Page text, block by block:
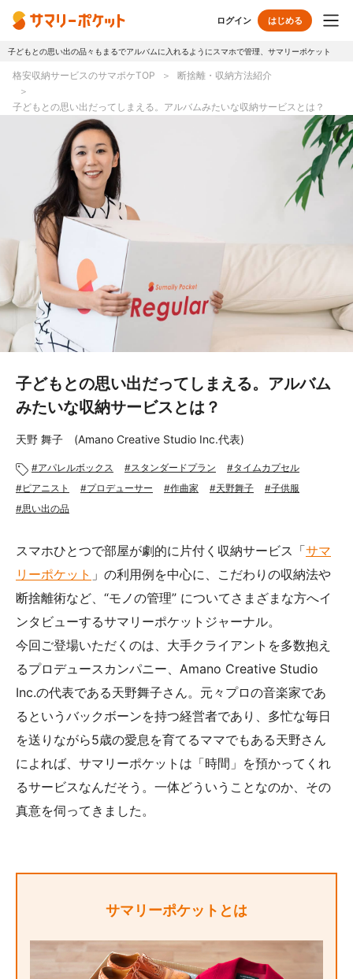
ログイン はじめる
使い方
プランとボックス
オプションサービス
おしゃれ着保管
無酸素保管 布団クリーニング
ラグ・マットクリーニング シューズクリーニング
シューズリペア
料金
プラン診断
よくある質問
企業様へ
法人利用をご検討の方へ 提携をご検討の方へ
子どもとの思い出の品々もまるでアルバムに入れるようにスマホで管理、サマリーポケット
格安収納サービスのサマポケTOP 断捨離・収納方法紹介
子どもとの思い出だってしまえる。アルバムみたいな収納サービスとは？
子どもとの思い出だってしまえる。アルバム
みたいな収納サービスとは？
天野 舞子 (Amano Creative Studio Inc.代表)
アパレルボックス スタンダードプラン
タイムカプセル
ピアニスト
プロデューサー 作曲家 天野舞子
子供服
思い出の品
スマホひとつで部屋が劇的に片付く収納サービス「サマ
リーポケット 」の利用例を中心に、こだわりの収納法や
断捨離術など、“モノの管理” についてさまざまな方へイ
ンタビューするサマリーポケットジャーナル。
今回ご登場いただくのは、大手クライアントを多数抱え
るプロデュースカンパニー、Amano Creative Studio
Inc.の代表である天野舞子さん。元々プロの音楽家であ
るというバックボーンを持つ経営者であり、多忙な毎日
を送りながら5歳の愛息を育てるママでもある天野さん
によれば、サマリーポケットは「時間」を預かってくれ
るサービスなんだそう。一体どういうことなのか、その
真意を伺ってきました。
サマリーポケットとは